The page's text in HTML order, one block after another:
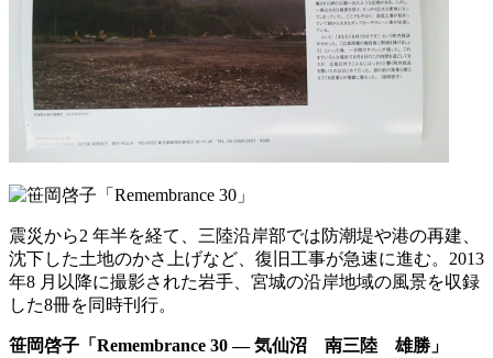
震災から2 年半を経て、三陸沿岸部では防潮堤や港の再建、
沈下した土地のかさ上げなど、復旧工事が急速に進む。2013
年8 月以降に撮影された岩手、宮城の沿岸地域の風景を収録
した8冊を同時刊行。
笹岡啓子「Remembrance 30 — 気仙沼 南三陸 雄勝」